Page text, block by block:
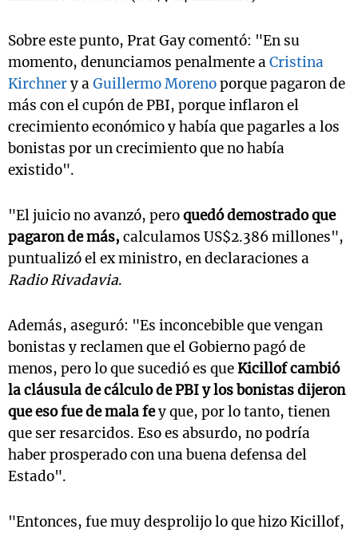
Sobre este punto, Prat Gay comentó: "En su
momento, denunciamos penalmente aCristina
Kirchnery aGuillermo Morenoporque pagaron de
más con el cupón de PBI, porque inflaron el
crecimiento económico y había que pagarles a los
bonistas por un crecimiento que no había
existido".
"El juicio no avanzó, peroquedó demostrado que
pagaron de más, calculamos US$2.386 millones",
puntualizó el ex ministro, en declaraciones a
Radio Rivadavia.
Además, aseguró: "Es inconcebible que vengan
bonistas y reclamen que el Gobierno pagó de
menos, pero lo que sucedió es queKicillof cambió
la cláusula de cálculo de PBI y los bonistas dijeron
que eso fue de mala fey que, por lo tanto, tienen
que ser resarcidos. Eso es absurdo, no podría
haber prosperado con una buena defensa del
Estado".
"Entonces, fue muy desprolijo lo que hizo Kicillof,